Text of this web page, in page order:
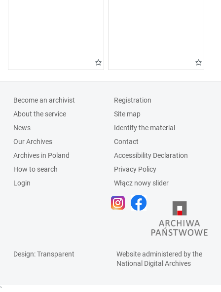
Become an archivist
About the service
News
Our Archives
Archives in Poland
How to search
Login
Registration
Site map
Identify the material
Contact
Accessibility Declaration
Privacy Policy
Włącz nowy slider
Design: Transparent
Website administered by the
National Digital Archives
`